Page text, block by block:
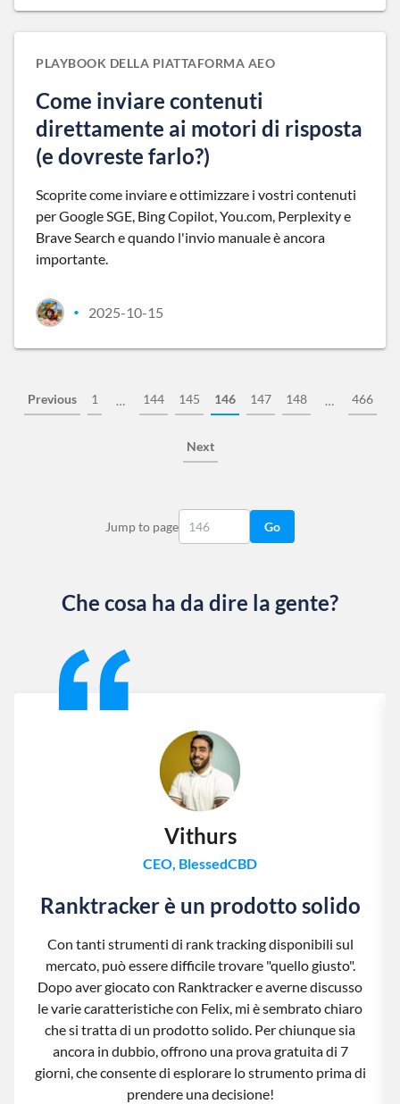
PLAYBOOK DELLA PIATTAFORMA AEO
Come inviare contenuti
direttamente ai motori di risposta
(e dovreste farlo?)
Scoprite come inviare e ottimizzare i vostri contenuti
per Google SGE, Bing Copilot, You.com, Perplexity e
Brave Search e quando l'invio manuale è ancora
importante.
• 2025-10-15
Previous 1 … 144 145 146 147 148 … 466
Next
Jump to page Go
Che cosa ha da dire la gente?
Vithurs
CEO, BlessedCBD
Ranktracker è un prodotto solido
Con tanti strumenti di rank tracking disponibili sul
mercato, può essere difficile trovare "quello giusto".
Dopo aver giocato con Ranktracker e averne discusso
le varie caratteristiche con Felix, mi è sembrato chiaro
che si tratta di un prodotto solido. Per chiunque sia
ancora in dubbio, offrono una prova gratuita di 7
giorni, che consente di esplorare lo strumento prima di
prendere una decisione!